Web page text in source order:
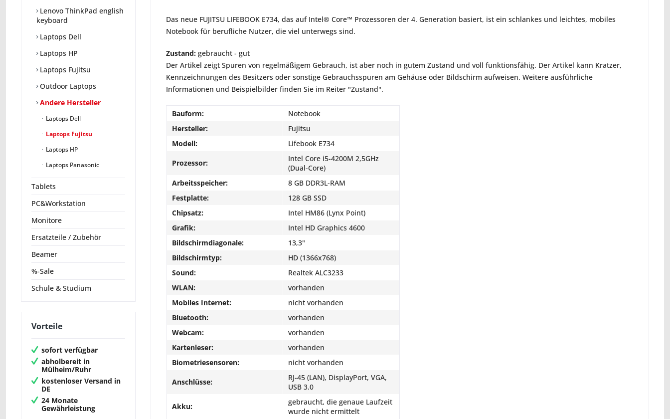
Lenovo ThinkPad english
keyboard
Laptops Dell
Laptops HP
Laptops Fujitsu
Outdoor Laptops
Andere Hersteller
Laptops Dell
Laptops Fujitsu
Laptops HP
Laptops Panasonic
Tablets
PC&Workstation
Monitore
Ersatzteile / Zubehör
Beamer
%-Sale
Schule & Studium
Vorteile
sofort verfügbar
abholbereit in
Mülheim/Ruhr
kostenloser Versand in
DE
24 Monate
Gewährleistung
Das neue FUJITSU LIFEBOOK E734, das auf Intel® Core™ Prozessoren der 4. Generation basiert, ist ein schlankes und leichtes, mobiles
Notebook für berufliche Nutzer, die viel unterwegs sind.
Zustand: gebraucht - gut
Der Artikel zeigt Spuren von regelmäßigem Gebrauch, ist aber noch in gutem Zustand und voll funktionsfähig. Der Artikel kann Kratzer,
Kennzeichnungen des Besitzers oder sonstige Gebrauchsspuren am Gehäuse oder Bildschirm aufweisen. Weitere ausführliche
Informationen und Beispielbilder finden Sie im Reiter "Zustand".
Bauform:
Notebook
Hersteller:
Fujitsu
Modell:
Lifebook E734
Prozessor:
Intel Core i5-4200M 2,5GHz
(Dual-Core)
Arbeitsspeicher:
8 GB DDR3L-RAM
Festplatte:
128 GB SSD
Chipsatz:
Intel HM86 (Lynx Point)
Grafik:
Intel HD Graphics 4600
Bildschirmdiagonale:
13,3"
Bildschirmtyp:
HD (1366x768)
Sound:
Realtek ALC3233
WLAN:
vorhanden
Mobiles Internet:
nicht vorhanden
Bluetooth:
vorhanden
Webcam:
vorhanden
Kartenleser:
vorhanden
Biometriesensoren:
nicht vorhanden
Anschlüsse:
RJ-45 (LAN), DisplayPort, VGA,
USB 3.0
Akku:
gebraucht, die genaue Laufzeit
wurde nicht ermittelt